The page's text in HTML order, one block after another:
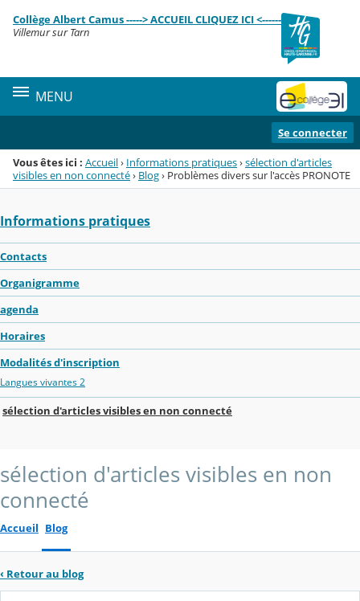
Menu de la rubrique
Contenu
Collège Albert Camus -----> ACCUEIL CLIQUEZ ICI <------
Villemur sur Tarn
MENU
Se connecter
Vous êtes ici : Accueil› Informations pratiques›sélection d'articles
visibles en non connecté› Blog› Problèmes divers sur l'accès PRONOTE
Informations pratiques
Contacts
Organigramme
agenda
Horaires
Modalités d'inscription
Langues vivantes 2
sélection d'articles visibles en non connecté
sélection d'articles visibles en non
connecté
Accueil Blog
‹ Retour au blog